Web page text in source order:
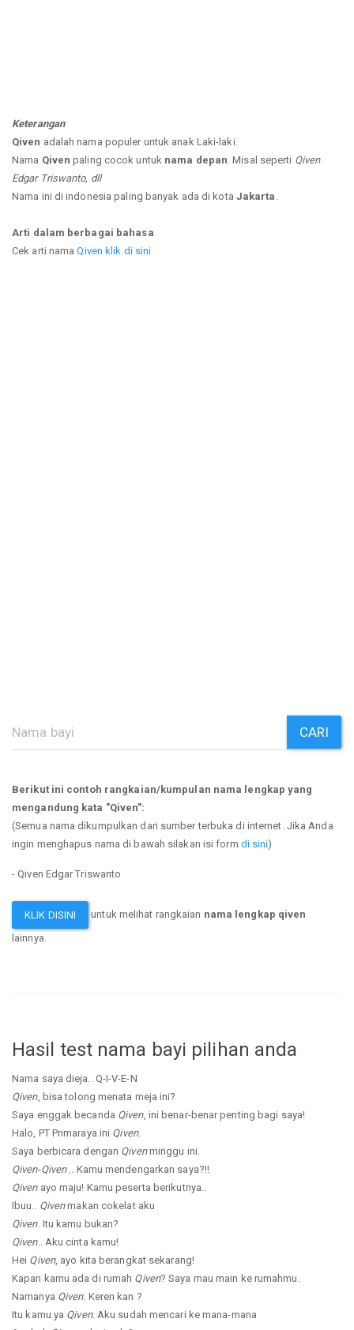
Keterangan
Qiven adalah nama populer untuk anak Laki-laki.
Nama Qiven paling cocok untuk nama depan . Misal seperti Qiven
Edgar Triswanto, dll
Nama ini di indonesia paling banyak ada di kota Jakarta
Arti dalam berbagai bahasa
Cek arti namaQiven klik di sini
CARI
Berikut ini contoh rangkaian/kumpulan nama lengkap yang
mengandung kata "Qiven":
(Semua nama dikumpulkan dari sumber terbuka di internet. Jika Anda
ingin menghapus nama di bawah silakan isi form di sini)
- Qiven Edgar Triswanto
KLIK DISINI untuk melihat rangkaian nama lengkap qiven
lainnya.
Hasil test nama bayi pilihan anda
Nama saya dieja.. Q-I-V-E-N
Qiven, bisa tolong menata meja ini?
Saya enggak becanda Qiven, ini benar-benar penting bagi saya!
Halo, PT Primaraya ini Qiven.
Saya berbicara dengan Qivenminggu ini.
Qiven-Qiven.. Kamu mendengarkan saya?!!
Qivenayo maju! Kamu peserta berikutnya..
Ibuu.. Qivenmakan cokelat aku
Qiven. Itu kamu bukan?
Qiven.. Aku cinta kamu!
Hei Qiven, ayo kita berangkat sekarang!
Kapan kamu ada di rumah Qiven? Saya mau main ke rumahmu.
Namanya Qiven. Keren kan ?
Itu kamu ya Qiven. Aku sudah mencari ke mana-mana